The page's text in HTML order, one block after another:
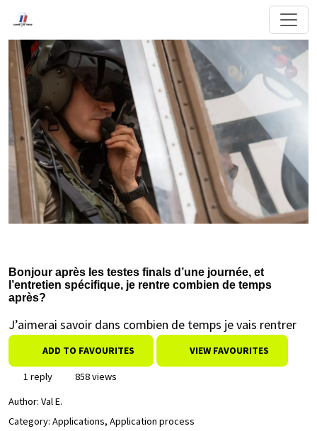
Bonjour après les testes finals d’une journée, et
l’entretien spécifique, je rentre combien de temps
après?
J’aimerai savoir dans combien de temps je vais rentrer
ADD TO FAVOURITES VIEW FAVOURITES
1 reply
858 views
Author: Val E.
Category: Applications, Application process